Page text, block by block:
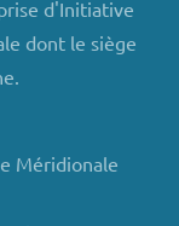
d'Initiative
dont le siège
Méridionale